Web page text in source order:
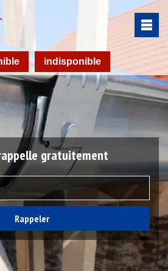
indisponible
gratuitement